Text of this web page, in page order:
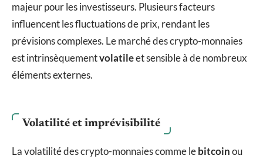
majeur pour les investisseurs. Plusieurs facteurs
influencent les fluctuations de prix, rendant les
prévisions complexes. Le marché des crypto-monnaies
est intrinsèquementvolatileet sensible à de nombreux
éléments externes.
Volatilité et imprévisibilité
La volatilité des crypto-monnaies comme lebitcoinou